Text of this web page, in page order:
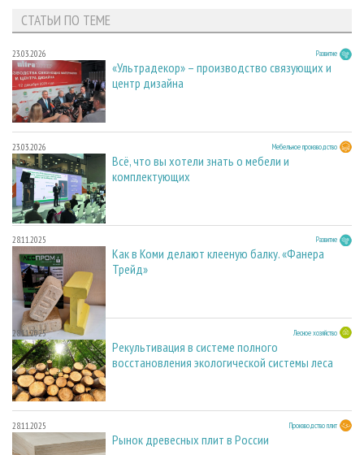
СТАТЬИ ПО ТЕМЕ
23.03.2026 Развитие
«Ультрадекор» – производство связующих и
центр дизайна
23.03.2026 Мебельное производство
Всё, что вы хотели знать о мебели и
комплектующих
28.11.2025 Развитие
Как в Коми делают клееную балку. «Фанера
Трейд»
28.11.2025 Лесное хозяйство
Рекультивация в системе полного
восстановления экологической системы леса
28.11.2025 Производство плит
Рынок древесных плит в России